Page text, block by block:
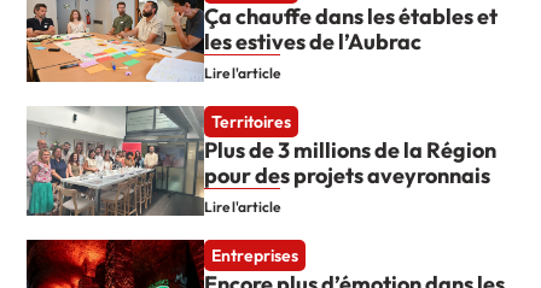
Ça chauffe dans les étables et
les estives de l’Aubrac
Lire l'article
Territoires
Plus de 3 millions de la Région
pour des projets aveyronnais
Lire l'article
Entreprises